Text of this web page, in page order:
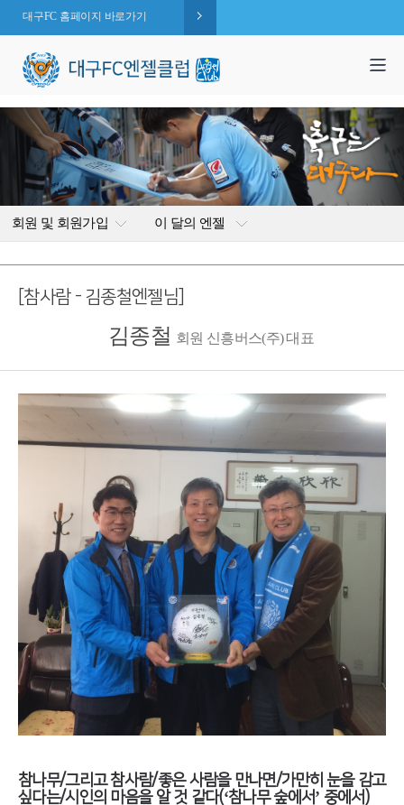
대구FC 홈페이지 바로가기
회원 및 회원가입 이 달의 엔젤
[참사람 - 김종철엔젤님]
김종철 회원 신흥버스(주) 대표
참나무/그리고 참사람/좋은 사람을 만나면/가만히 눈을 감고
싶다는/시인의 마음을 알 것 같다(‘참나무 숲에서’ 중에서)